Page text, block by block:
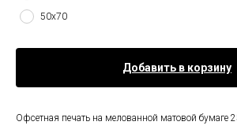
50х70
Добавить в корзину
Офсетная печать на мелованной матовой бумаге